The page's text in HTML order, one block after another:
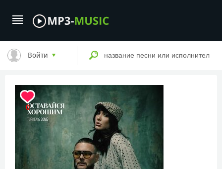
Войти
0